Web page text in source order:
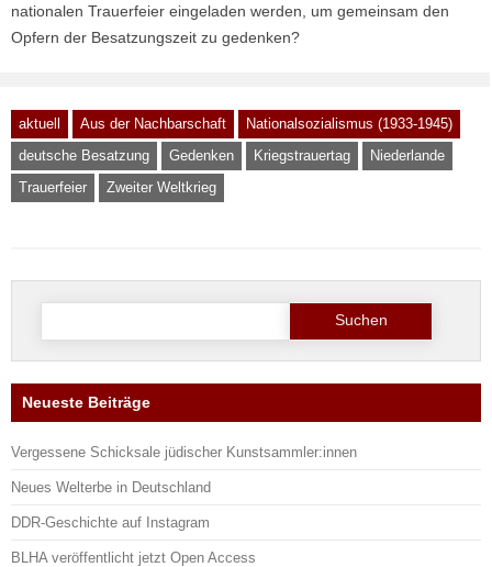
nationalen Trauerfeier eingeladen werden, um gemeinsam den
Opfern der Besatzungszeit zu gedenken?
aktuell Aus der Nachbarschaft
Nationalsozialismus (1933-1945)
deutsche Besatzung
Gedenken Kriegstrauertag
Niederlande
Trauerfeier
Zweiter Weltkrieg
Suche
Neueste Beiträge
Vergessene Schicksale jüdischer Kunstsammler:innen
Neues Welterbe in Deutschland
DDR-Geschichte auf Instagram
BLHA veröffentlicht jetzt Open Access